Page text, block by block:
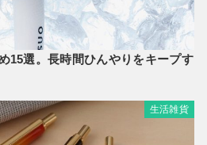
15選。長時間ひんやりをキープす
生活雑貨